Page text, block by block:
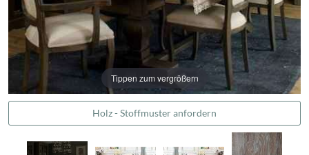
Tippen zum vergrößern
Holz - Stoffmuster anfordern